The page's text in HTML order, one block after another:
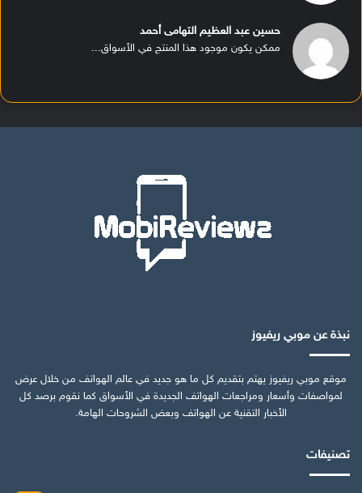
حسين عبد العظيم التهامى أحمد
ممكن يكون موجود هذا المنتج في الأسواق...
نبذة عن موبي ريفيوز
موقع موبي ريفيوز يهتم بتقديم كل ما هو جديد في عالم الهواتف من خلال عرض
لمواصفات وأسعار ومراجعات الهواتف الجديدة في الأسواق كما نقوم برصد كل
الأخبار التقنية عن الهواتف وبعض الشروحات الهامة.
تصنيفات